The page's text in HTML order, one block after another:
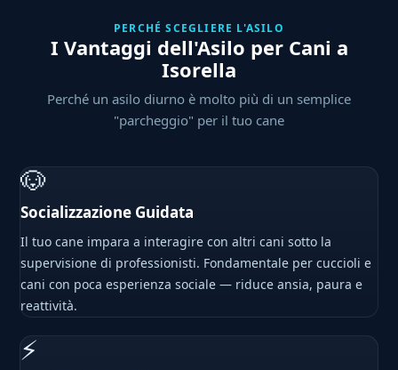
PERCHÉ SCEGLIERE L'ASILO
I Vantaggi dell'Asilo per Cani a
Isorella
Perché un asilo diurno è molto più di un semplice
"parcheggio" per il tuo cane
🐶
Socializzazione Guidata
Il tuo cane impara a interagire con altri cani sotto la
supervisione di professionisti. Fondamentale per cuccioli e
cani con poca esperienza sociale — riduce ansia, paura e
reattività.
⚡